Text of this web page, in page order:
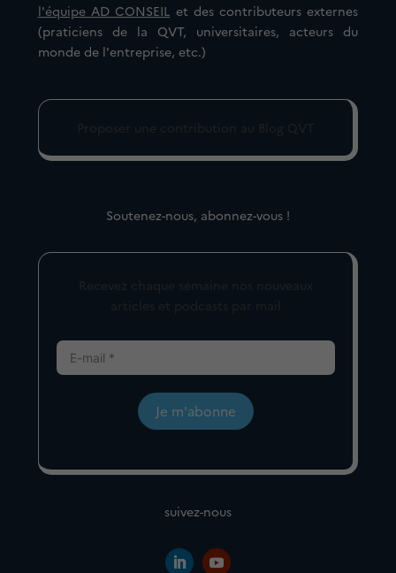
l'équipe AD CONSEIL et des contributeurs externes
(praticiens de la QVT, universitaires, acteurs du
monde de l'entreprise, etc.)
Proposer une contribution au Blog QVT
Soutenez-nous, abonnez-vous !
Recevez chaque semaine nos nouveaux
articles et podcasts par mail
Je m'abonne
suivez-nous